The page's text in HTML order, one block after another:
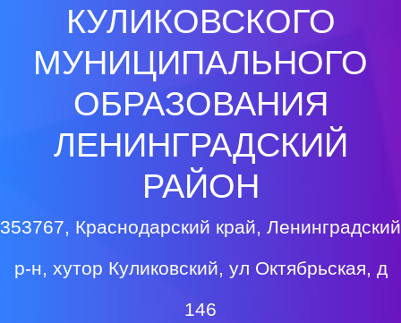
КУЛИКОВСКОГО
МУНИЦИПАЛЬНОГО
ОБРАЗОВАНИЯ
ЛЕНИНГРАДСКИЙ
РАЙОН
353767, Краснодарский край, Ленинградский
р-н, хутор Куликовский, ул Октябрьская, д
146